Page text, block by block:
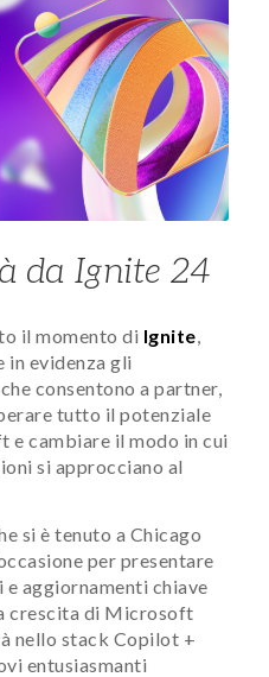
da Ignite 24
il momento di Ignite,
in evidenza gli
consentono a partner,
tutto il potenziale
cambiare il modo in cui
si approcciano al
si è tenuto a Chicago
per presentare
aggiornamenti chiave
crescita di Microsoft
nello stack Copilot +
entusiasmanti